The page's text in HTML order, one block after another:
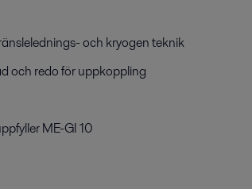
och kryogen teknik
och redo för uppkoppling
ME-GI 10